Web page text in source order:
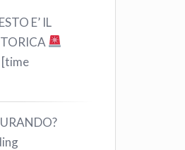
E’ IL
[time